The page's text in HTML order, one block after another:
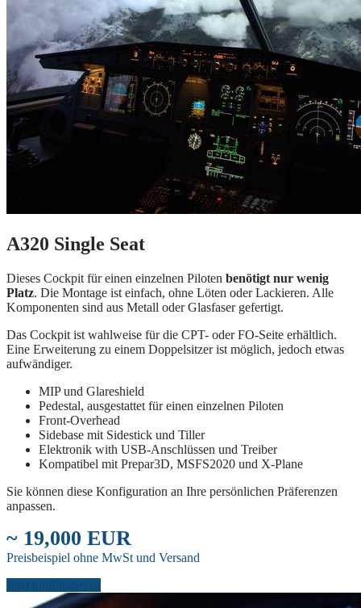
A320 Single Seat
Dieses Cockpit für einen einzelnen Piloten benötigt nur wenig
Platz. Die Montage ist einfach, ohne Löten oder Lackieren. Alle
Komponenten sind aus Metall oder Glasfaser gefertigt.
Das Cockpit ist wahlweise für die CPT- oder FO-Seite erhältlich.
Eine Erweiterung zu einem Doppelsitzer ist möglich, jedoch etwas
aufwändiger.
MIP und Glareshield
Pedestal, ausgestattet für einen einzelnen Piloten
Front-Overhead
Sidebase mit Sidestick und Tiller
Elektronik with USB-Anschlüssen und Treiber
Kompatibel mit Prepar3D, MSFS2020 und X-Plane
Sie können diese Konfiguration an Ihre persönlichen Präferenzen
anpassen.
~ 19,000 EUR
Preisbeispiel ohne MwSt und Versand